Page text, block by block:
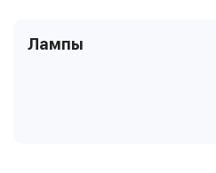
Лампы